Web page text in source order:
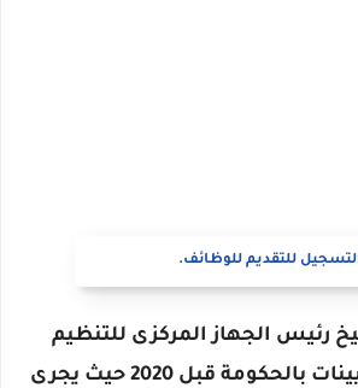
للتقديم للوظائف.
رئيس الجهاز المركزى للتنظيم
والادارة انه لا تعيينات بالحكومة قبل 2020 حيث يجرى